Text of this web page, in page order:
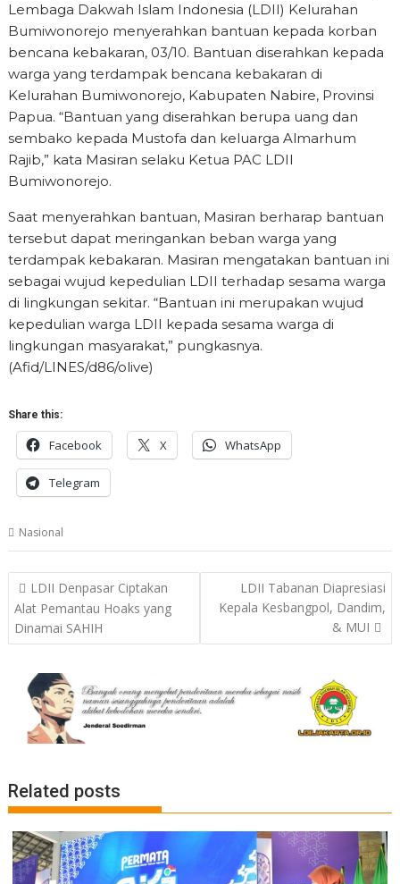
Lembaga Dakwah Islam Indonesia (LDII) Kelurahan
Bumiwonorejo menyerahkan bantuan kepada korban
bencana kebakaran, 03/10. Bantuan diserahkan kepada
warga yang terdampak bencana kebakaran di
Kelurahan Bumiwonorejo, Kabupaten Nabire, Provinsi
Papua. “Bantuan yang diserahkan berupa uang dan
sembako kepada Mustofa dan keluarga Almarhum
Rajib,” kata Masiran selaku Ketua PAC LDII
Bumiwonorejo.
Saat menyerahkan bantuan, Masiran berharap bantuan
tersebut dapat meringankan beban warga yang
terdampak kebakaran. Masiran mengatakan bantuan ini
sebagai wujud kepedulian LDII terhadap sesama warga
di lingkungan sekitar. “Bantuan ini merupakan wujud
kepedulian warga LDII kepada sesama warga di
lingkungan masyarakat,” pungkasnya.
(Afid/LINES/d86/olive)
Share this:
Facebook X WhatsApp
Telegram
Nasional
Post
navigation
LDII Denpasar Ciptakan
Alat Pemantau Hoaks yang
Dinamai SAHIH
LDII Tabanan Diapresiasi
Kepala Kesbangpol, Dandim,
& MUI
Related posts